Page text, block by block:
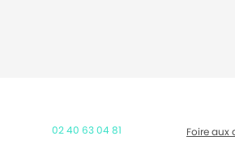
02 40 63 04 81 Foire aux